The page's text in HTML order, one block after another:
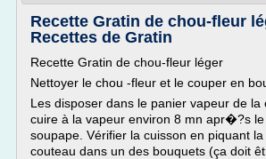
Recette Gratin de chou-fleur
Recettes de Gratin
Recette Gratin de chou-fleur léger
Nettoyer le chou -fleur et le couper en
Les disposer dans le panier vapeur de la
cuire à la vapeur environ 8 mn apr�?s le
soupape. Vérifier la cuisson en piquant
couteau dans un des bouquets (ça doit